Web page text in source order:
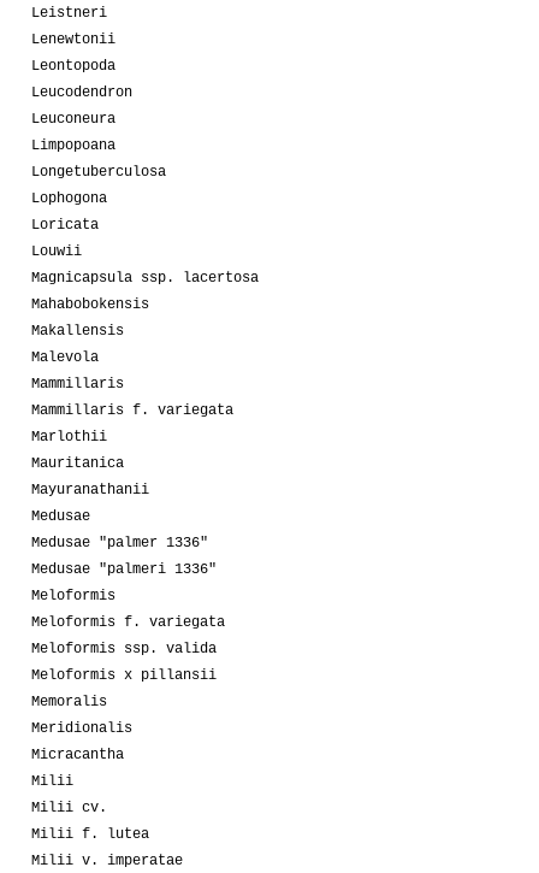
Leistneri
Lenewtonii
Leontopoda
Leucodendron
Leuconeura
Limpopoana
Longetuberculosa
Lophogona
Loricata
Louwii
Magnicapsula ssp. lacertosa
Mahabobokensis
Makallensis
Malevola
Mammillaris
Mammillaris f. variegata
Marlothii
Mauritanica
Mayuranathanii
Medusae
Medusae "palmer 1336"
Medusae "palmeri 1336"
Meloformis
Meloformis f. variegata
Meloformis ssp. valida
Meloformis x pillansii
Memoralis
Meridionalis
Micracantha
Milii
Milii cv.
Milii f. lutea
Milii v. imperatae